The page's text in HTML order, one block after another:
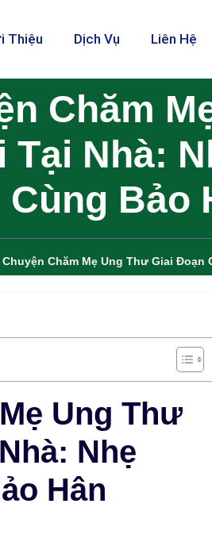
Thiệu Dịch Vụ Liên Hệ
Chăm
Nhà:
Cùng Bảo
Chuyện Chăm Mẹ Ung Thư Giai Đoạn
Ung Thư
Nhẹ
Hân